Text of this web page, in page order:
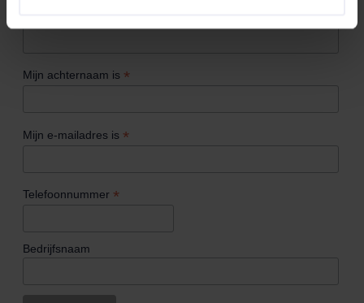
Mijn achternaam is *
Mijn e-mailadres is *
Telefoonnummer *
Bedrijfsnaam